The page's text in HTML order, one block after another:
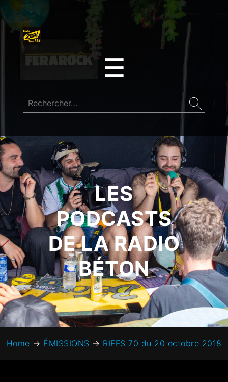
☰
LES
PODCASTS
DE LA RADIO
BÉTON
Home → ÉMISSIONS → RIFFS 70 du 20 octobre 2018